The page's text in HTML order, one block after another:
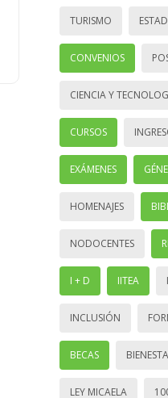
TURISMO
CONVENIOS
CIENCIA Y
CURSOS
EXÁMENES
HOMENAJES
NODOCENTES
I + D IITEA
INCLUSIÓN
BECAS
LEY MICAELA